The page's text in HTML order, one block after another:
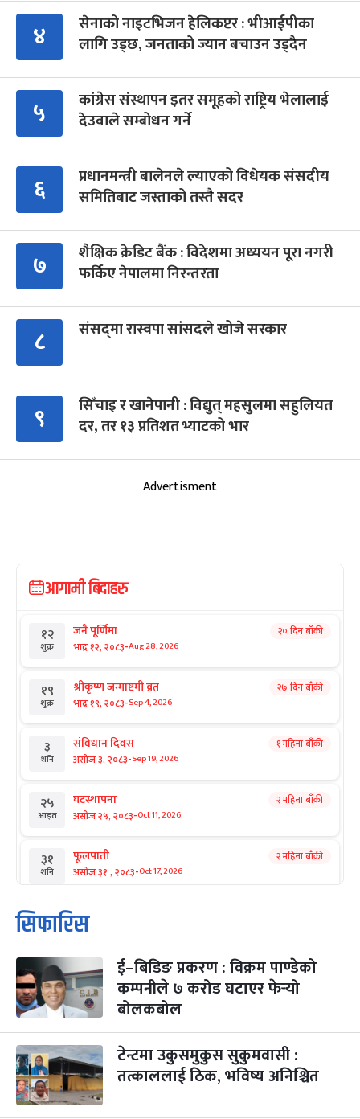
४
सेनाको नाइटभिजन हेलिकप्टर : भीआईपीका
लागि उड्छ, जनताको ज्यान बचाउन उड्दैन
५
कांग्रेस संस्थापन इतर समूहको राष्ट्रिय भेलालाई
देउवाले सम्बोधन गर्ने
६
प्रधानमन्त्री बालेनले ल्याएको विधेयक संसदीय
समितिबाट जस्ताको तस्तै सदर
७
शैक्षिक क्रेडिट बैंक : विदेशमा अध्ययन पूरा नगरी
फर्किए नेपालमा निरन्तरता
८ संसद्‍मा रास्वपा सांसदले खोजे सरकार
९
सिँचाइ र खानेपानी : विद्युत् महसुलमा सहुलियत
दर, तर १३ प्रतिशत भ्याटको भार
Advertisment
आगामी बिदाहरु
१२
शुक्र
जनै पूर्णिमा
भाद्र १२, २०८३-Aug 28, 2026
२० दिन बाँकी
१९
शुक्र
श्रीकृष्ण जन्माष्टमी व्रत
भाद्र १९, २०८३-Sep 4, 2026
२७ दिन बाँकी
३
शनि
संविधान दिवस
असोज ३, २०८३-Sep 19, 2026
१ महिना बाँकी
२५
आइत
घटस्थापना
असोज २५, २०८३-Oct 11, 2026
२ महिना बाँकी
३१
शनि
फूलपाती
असोज ३१ , २०८३-Oct 17, 2026
२ महिना बाँकी
१
आइत
कार्तिक सङ्क्रान्ति
कार्तिक १, २०८३
३
मंगल
महानवमी
कार्तिक ३, २०८३-Oct 20, 2026
२ महिना बाँकी
४
५
बिहि
पापा‌ङ्कुशा एकादशी व्रत
कार्तिक ५, २०८३
२ महिना बाँकी
सिफारिस
ई–बिडिङ प्रकरण : विक्रम पाण्डेको
कम्पनीले ७ करोड घटाएर फेर्‍यो
बोलकबोल
टेन्टमा उकुसमुकुस सुकुमवासी :
तत्काललाई ठिक, भविष्य अनिश्चित